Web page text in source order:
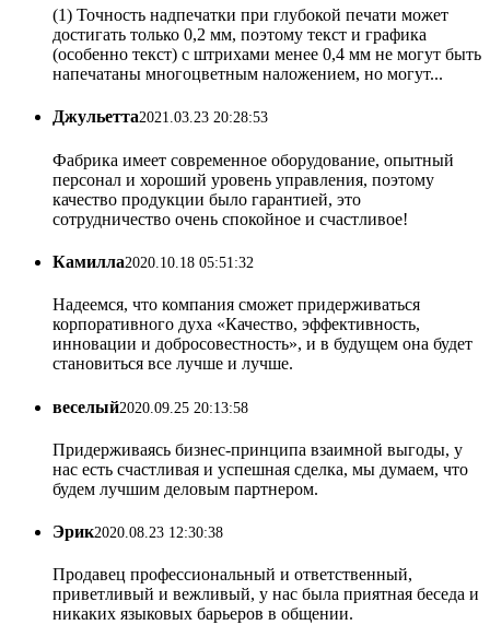
(1) Точность надпечатки при глубокой печати может
достигать только 0,2 мм, поэтому текст и графика
(особенно текст) с штрихами менее 0,4 мм не могут быть
напечатаны многоцветным наложением, но могут...
Джульетта2021.03.23 20:28:53
Фабрика имеет современное оборудование, опытный
персонал и хороший уровень управления, поэтому
качество продукции было гарантией, это
сотрудничество очень спокойное и счастливое!
Камилла2020.10.18 05:51:32
Надеемся, что компания сможет придерживаться
корпоративного духа «Качество, эффективность,
инновации и добросовестность», и в будущем она будет
становиться все лучше и лучше.
веселый2020.09.25 20:13:58
Придерживаясь бизнес-принципа взаимной выгоды, у
нас есть счастливая и успешная сделка, мы думаем, что
будем лучшим деловым партнером.
Эрик2020.08.23 12:30:38
Продавец профессиональный и ответственный,
приветливый и вежливый, у нас была приятная беседа и
никаких языковых барьеров в общении.